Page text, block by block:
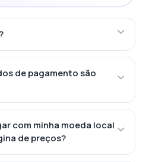
de pagamento são
com minha moeda local
de preços?